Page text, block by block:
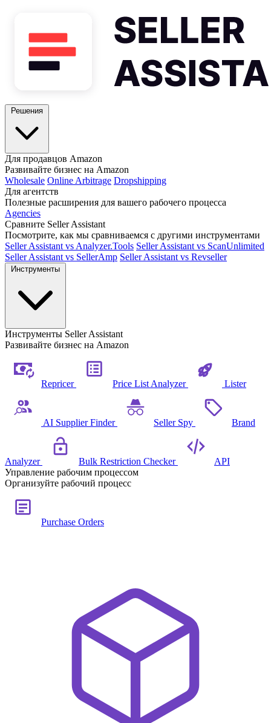
Для продавцов Amazon
Развивайте бизнес на Amazon
Wholesale Online Arbitrage Dropshipping
Для агентств
Полезные расширения для вашего рабочего процесса
Agencies
Сравните Seller Assistant
Посмотрите, как мы сравниваемся с другими инструментами
Seller Assistant vs Analyzer.Tools Seller Assistant vs ScanUnlimited
Seller Assistant vs SellerAmp Seller Assistant vs Revseller
Инструменты Seller Assistant
Развивайте бизнес на Amazon
Repricer Price List Analyzer Lister
AI Supplier Finder Seller Spy Brand
Analyzer Bulk Restriction Checker
API
Управление рабочим процессом
Организуйте рабочий процесс
Purchase Orders